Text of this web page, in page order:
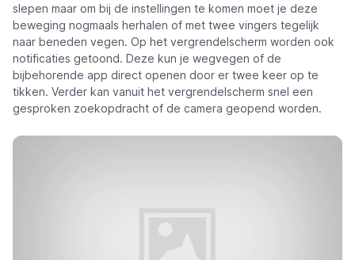
slepen maar om bij de instellingen te komen moet je deze
beweging nogmaals herhalen of met twee vingers tegelijk
naar beneden vegen. Op het vergrendelscherm worden ook
notificaties getoond. Deze kun je wegvegen of de
bijbehorende app direct openen door er twee keer op te
tikken. Verder kan vanuit het vergrendelscherm snel een
gesproken zoekopdracht of de camera geopend worden.